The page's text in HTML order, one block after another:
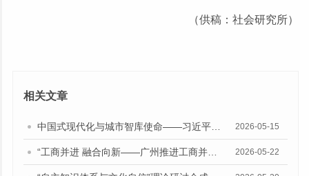
（供稿：社会研究所）
相关文章
2026-05-15
2026-05-22